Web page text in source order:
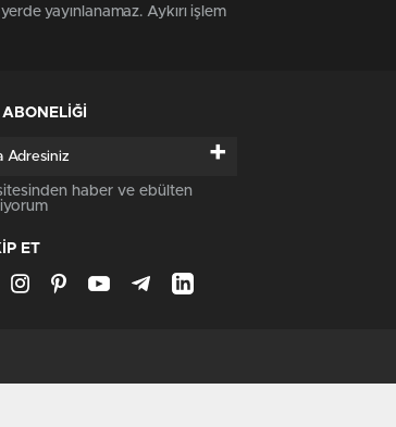
yayınlanamaz. Aykırı işlem
+
haber ve ebülten
ET